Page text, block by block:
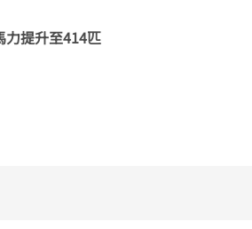
提升至414匹